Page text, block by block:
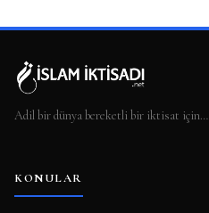
Adil bir dünya bereketli bir iktisat için…
KONULAR